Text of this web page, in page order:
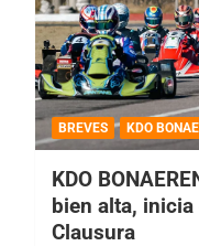
BREVES KDO
KDO
bien alta, inicia
Clausura